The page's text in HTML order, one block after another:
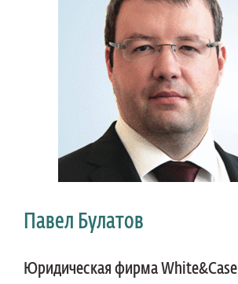
Павел Булатов
Юридическая фирма White&Case